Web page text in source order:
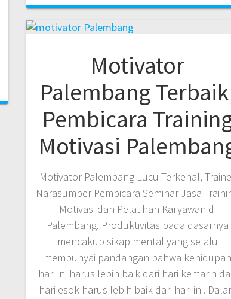
Motivator
Palembang
Pembicara
Motivasi
Motivator Palembang Lucu Terkenal,
Narasumber Pembicara Seminar Jasa
Motivasi dan Pelatihan Karyawan di
Palembang. Produktivitas pada dasarnya
mencakup sikap mental yang selalu
mempunyai pandangan bahwa kehidupan
hari ini harus lebih baik dari hari kemarin
hari esok harus lebih baik dari hari ini.